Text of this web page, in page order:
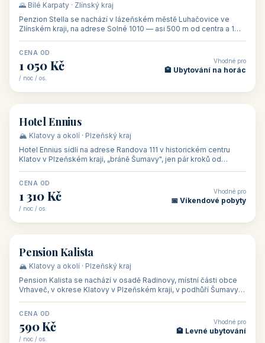
🌄 Bílé Karpaty · Zlínský kraj
Penzion Stella se nachází v lázeňském městě Luhačovice ve
Zlínském kraji, na adrese Solné 1010 — asi 500 m od centra a 1
CENA OD
1 050 Kč
/ noc / os.
Vhodné pro
🏨 Ubytování na horác
🏨 hotel
Hotel Ennius
🏔️ Klatovy a okolí · Plzeňský kraj
Hotel Ennius sídlí na adrese Randova 111 v historickém centru
Klatov v Plzeňském kraji, „bráně Šumavy", jen pár kroků od
CENA OD
1 310 Kč
/ noc / os.
Vhodné pro
📅 Víkendové pobyty
🏡 penzion
Pension Kalista
🏔️ Klatovy a okolí · Plzeňský kraj
Pension Kalista se nachází v osadě Radinovy, místní části obce
Vrhaveč, v okrese Klatovy v Plzeňském kraji, v podhůří Šumavy
CENA OD
590 Kč
/ noc / os.
Vhodné pro
🏨 Levné ubytování